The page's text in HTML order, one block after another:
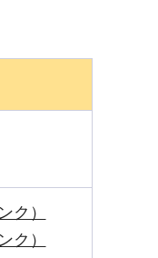
ク）
ク）